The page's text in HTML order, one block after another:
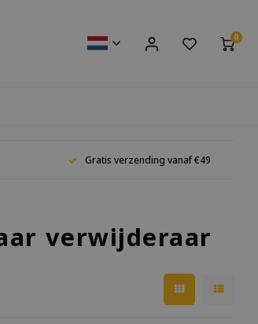
0
Gratis verzending vanaf €49
verwijderaar